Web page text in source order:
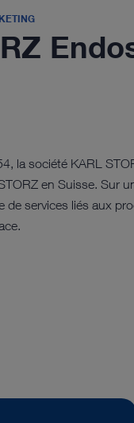
la société KARL
en Suisse. Sur
de services liés aux